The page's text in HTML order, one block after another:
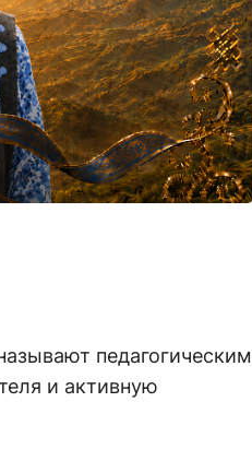
педагогическим
и активную